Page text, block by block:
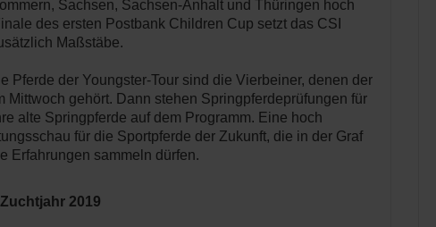
Sachsen, Sachsen-Anhalt und Thüringen hoch
des ersten Postbank Children Cup setzt das CSI
Maßstäbe.
Pferde der Youngster-Tour sind die Vierbeiner, denen der
Mittwoch gehört. Dann stehen Springpferdeprüfungen für
alte Springpferde auf dem Programm. Eine hoch
für die Sportpferde der Zukunft, die in der Graf
Erfahrungen sammeln dürfen.
2019